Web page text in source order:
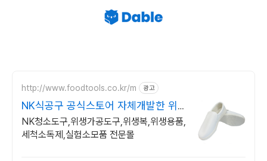
http://www.foodtools.co.kr/m 광고
NK식공구 공식스토어 자체개발한 위
생용품
NK청소도구,위생가공도구,위생복,위생용품,
세척소독제,실험소모품 전문몰